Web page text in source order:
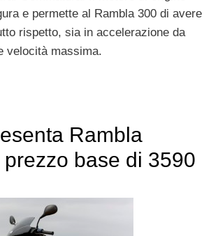
e permette al Rambla 300 di avere
rispetto, sia in accelerazione da
velocità massima.
Rambla
base di 3590